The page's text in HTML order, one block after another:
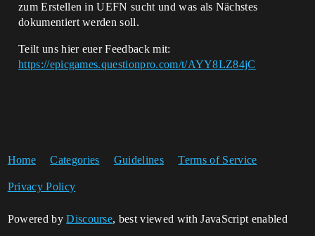
zum Erstellen in UEFN sucht und was als Nächstes
dokumentiert werden soll.
Teilt uns hier euer Feedback mit:
https://epicgames.questionpro.com/t/AYY8LZ84jC
Home Categories Guidelines Terms of Service
Privacy Policy
Powered byDiscourse, best viewed with JavaScript enabled